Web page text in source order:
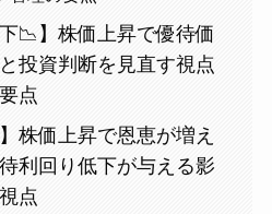
📉】株価上昇で優待価
投資判断を見直す視点
点
株価上昇で恩恵が増え
利回り低下が与える影
点